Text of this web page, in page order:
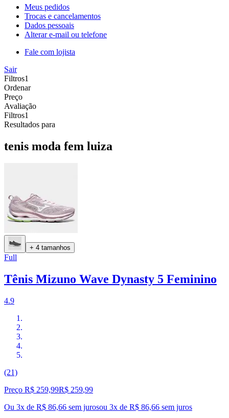
Meus pedidos
Trocas e cancelamentos
Dados pessoais
Alterar e-mail ou telefone
Fale com lojista
Sair
Filtros1
Ordenar
Preço
Avaliação
Filtros1
Resultados para
tenis moda fem luiza
+ 4 tamanhos
Full
Tênis Mizuno Wave Dynasty 5 Feminino
4.9
(21)
Preço R$ 259,99R$ 259,99
Ou 3x de R$ 86,66 sem jurosou 3x de R$ 86,66 sem juros